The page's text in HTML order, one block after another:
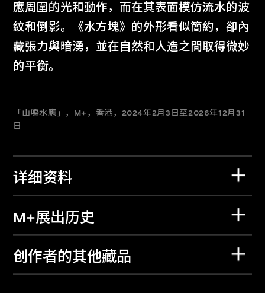
應周圍的光和動作，而在其表面模仿流水的波
紋和倒影。《水方塊》的外形看似簡約，卻內
藏張力與暗湧，並在自然和人造之間取得微妙
的平衡。
「山鳴水應」，M+，香港，2024年2月3日至2026年12月31
日
详细资料
M+展出历史
创作者的其他藏品